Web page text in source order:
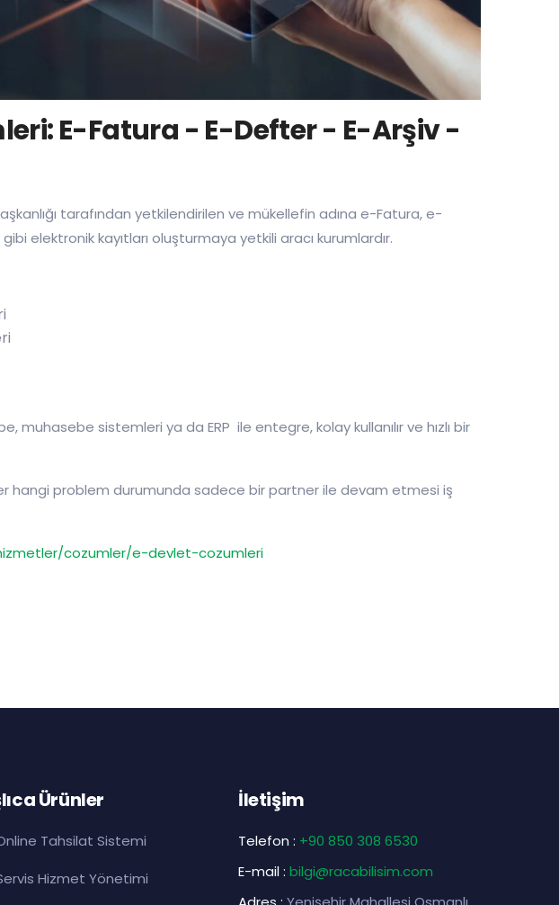
E-Fatura - E-Defter - E-Arşiv -
tarafından yetkilendirilen ve mükellefin adına e-Fatura, e-
elektronik kayıtları oluşturmaya yetkili aracı kurumlardır.
muhasebe sistemleri ya da ERP ile entegre, kolay kullanılır ve hızlı bir
hangi problem durumunda sadece bir partner ile devam etmesi iş
cozumler/e-devlet-cozumleri
Ürünler
Tahsilat Sistemi
Hizmet Yönetimi
İletişim
Telefon : +90 850 308 6530
E-mail : bilgi@racabilisim.com